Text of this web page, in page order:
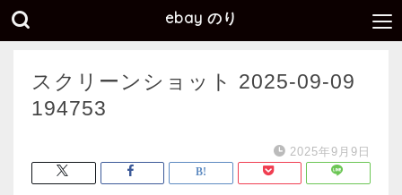
ebay のり
スクリーンショット 2025-09-09
194753
2025年9月9日